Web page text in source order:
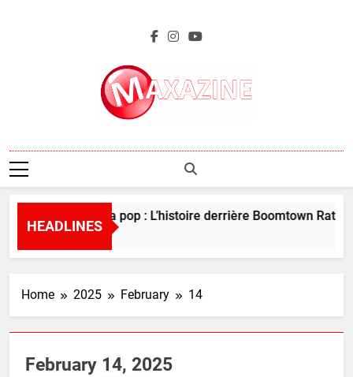
Maxazine.fr
HEADLINES
Perles de la pop : L’histoire derrière Boomtown Rats –
4 Days Ago
Home 2025 February 14
February 14, 2025